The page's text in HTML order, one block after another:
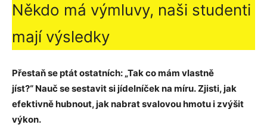
Někdo má výmluvy, naši studenti
mají výsledky
Přestaň se ptát ostatních: „Tak co mám vlastně
jíst?“ Nauč se sestavit si jídelníček na míru.Zjisti, jak
efektivně hubnout, jak nabrat svalovou hmotu i zvýšit
výkon.